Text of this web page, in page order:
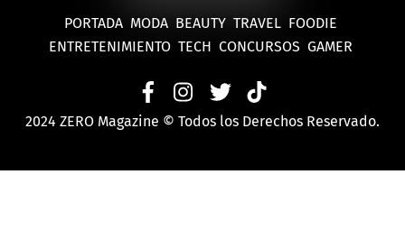
PORTADA MODA BEAUTY TRAVEL FOODIE
ENTRETENIMIENTO TECH CONCURSOS GAMER
2024 ZERO Magazine © Todos los Derechos Reservado.